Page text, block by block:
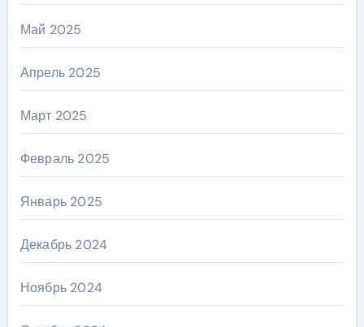
Май 2025
Апрель 2025
Март 2025
Февраль 2025
Январь 2025
Декабрь 2024
Ноябрь 2024